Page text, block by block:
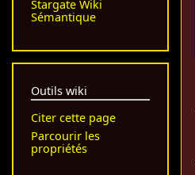
Stargate Wiki
Sémantique
Outils wiki
Citer cette page
Parcourir les
propriétés